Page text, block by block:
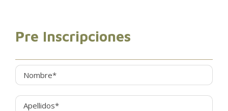
Pre Inscripciones